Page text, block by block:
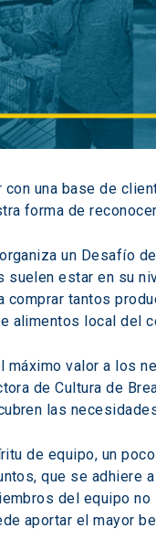
con una base de
forma de
organiza un Desafío
suelen estar en su
comprar tantos
alimentos local del
valor a los
de Cultura de
las
de equipo, un
que se adhiere
del equipo
aportar el mayor